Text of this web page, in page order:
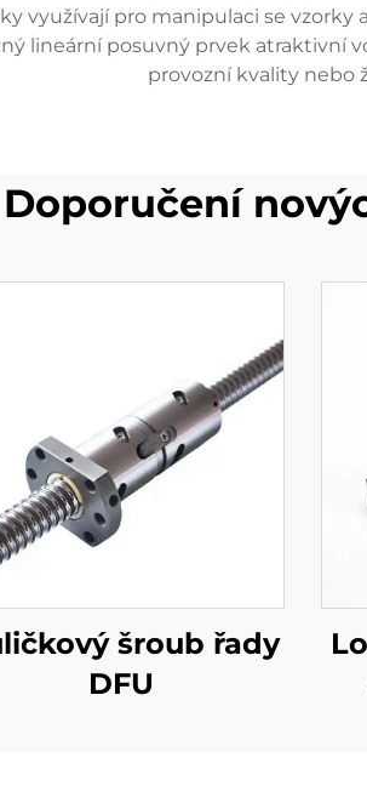
využívají pro manipulaci se
lineární posuvný prvek atraktivní
provozní kvality nebo
Doporučení
šroub řady
DFU